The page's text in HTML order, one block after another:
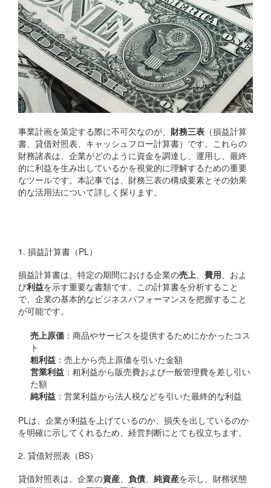
事業計画を策定する際に不可欠なのが、 財務三表 （損益計算
書、貸借対照表、キャッシュフロー計算書）です。これらの
財務諸表は、企業がどのように資金を調達し、運用し、最終
的に利益を生み出しているかを視覚的に理解するための重要
なツールです。本記事では、財務三表の構成要素とその効果
的な活用法について詳しく探ります。
1. 損益計算書（PL）
損益計算書は、特定の期間における企業の売上、 費用、およ
び利益を示す重要な書類です。この計算書を分析すること
で、企業の基本的なビジネスパフォーマンスを把握すること
が可能です。
売上原価 ：商品やサービスを提供するためにかかったコス
ト
粗利益 ：売上から売上原価を引いた金額
営業利益 ：粗利益から販売費および一般管理費を差し引い
た額
純利益 ：営業利益から法人税などを引いた最終的な利益
PLは、企業が利益を上げているのか、損失を出しているのか
を明確に示してくれるため、経営判断にとても役立ちます。
2. 貸借対照表（BS）
貸借対照表は、企業の資産、 負債、 純資産を示し、財務状態